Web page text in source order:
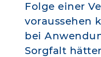
Folge einer
voraussehen
bei
Sorgfalt